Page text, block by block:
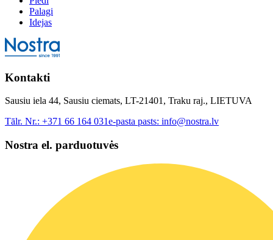
Palagi
Idejas
Kontakti
Sausiu iela 44, Sausiu ciemats, LT-21401, Traku raj., LIETUVA
Tālr. Nr.: +371 66 164 031e-pasta pasts: info@nostra.lv
Nostra el. parduotuvės